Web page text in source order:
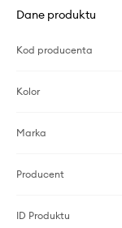
Dane produktu
Kod producenta
Kolor
Marka
Producent
ID Produktu